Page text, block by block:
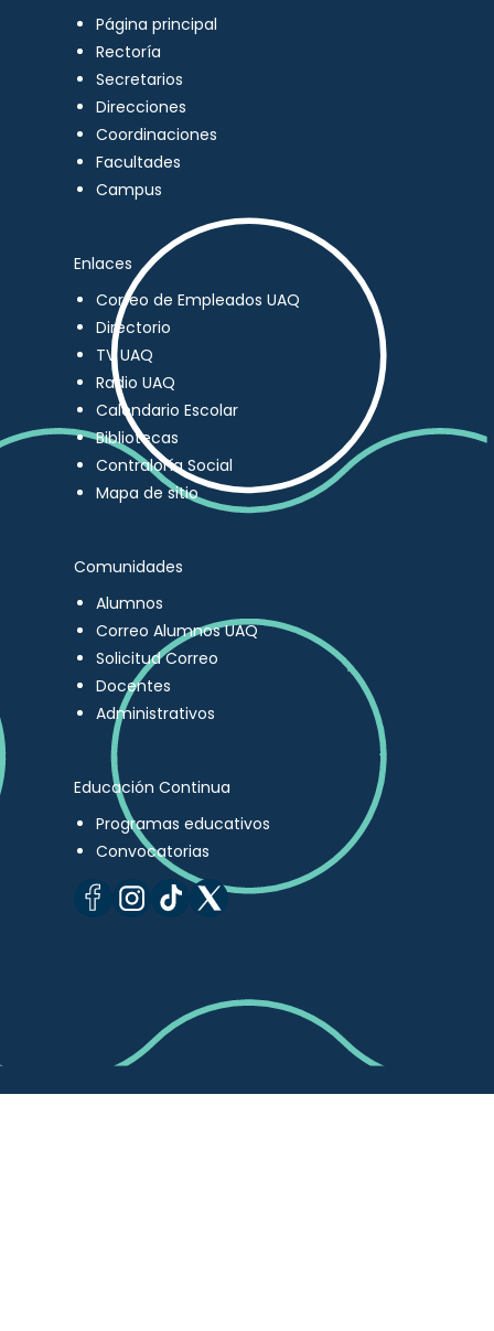
Página principal
Rectoría
Secretarios
Direcciones
Coordinaciones
Facultades
Campus
Enlaces
Correo de Empleados UAQ
Directorio
TV UAQ
Radio UAQ
Calendario Escolar
Bibliotecas
Contraloría Social
Mapa de sitio
Comunidades
Alumnos
Correo Alumnos UAQ
Solicitud Correo
Docentes
Administrativos
Educación Continua
Programas educativos
Convocatorias